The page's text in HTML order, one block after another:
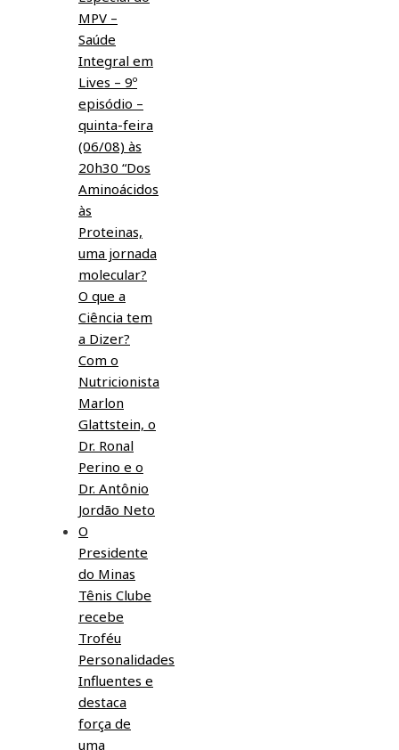
MPV –
Saúde
Integral em
Lives – 9º
episódio –
quinta-feira
(06/08) às
20h30 “Dos
Aminoácidos
às
Proteinas,
uma jornada
molecular?
O que a
Ciência tem
a Dizer?
Com o
Nutricionista
Marlon
Glattstein, o
Dr. Ronal
Perino e o
Dr. Antônio
Jordão Neto
O
Presidente
do Minas
Tênis Clube
recebe
Troféu
Personalidades
Influentes e
destaca
força de
uma